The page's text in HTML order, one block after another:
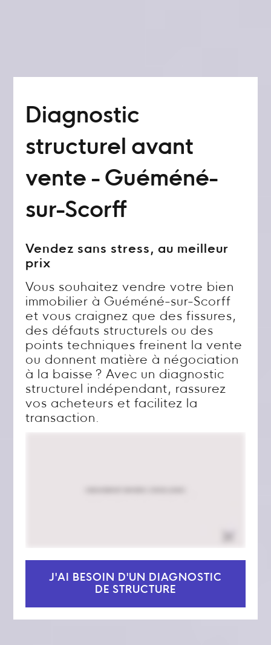
Diagnostic
structurel avant
vente - Guéméné-
sur-Scorff
Vendez sans stress, au meilleur
prix
Vous souhaitez vendre votre bien
immobilier à Guéméné-sur-Scorff
et vous craignez que des fissures,
des défauts structurels ou des
points techniques freinent la vente
ou donnent matière à négociation
à la baisse ? Avec un diagnostic
structurel indépendant, rassurez
vos acheteurs et facilitez la
transaction.
J'AI BESOIN D'UN DIAGNOSTIC
DE STRUCTURE